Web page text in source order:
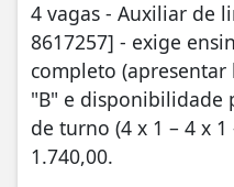
4 vagas - Auxiliar de
8617257] - exige
completo (apresentar
"B" e disponibilidade
de turno (4 x 1 – 4 x 1
1.740,00.